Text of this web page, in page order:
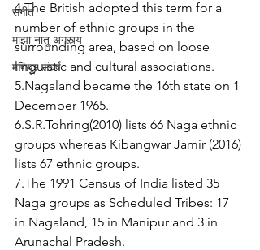
संगीत
माझा नातू अगस्त्य
मणिपूर संघर्ष
4.The British adopted this term for a
number of ethnic groups in the
surrounding area, based on loose
linguistic and cultural associations.
5.Nagaland became the 16th state on 1
December 1965.
6.S.R.Tohring(2010) lists 66 Naga ethnic
groups whereas Kibangwar Jamir (2016)
lists 67 ethnic groups.
7.The 1991 Census of India listed 35
Naga groups as Scheduled Tribes: 17
in Nagaland, 15 in Manipur and 3 in
Arunachal Pradesh.